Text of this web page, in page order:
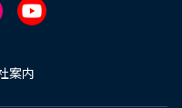
案内